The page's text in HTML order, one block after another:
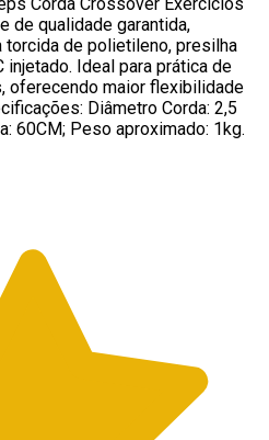
de qualidade garantida,
de polietileno, presilha
injetado. Ideal para prática de
oferecendo maior flexibilidade
Diâmetro Corda: 2,5
60CM; Peso aproximado: 1kg.